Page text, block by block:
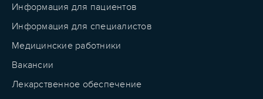
Информация для пациентов
Информация для специалистов
Медицинские работники
Вакансии
Лекарственное обеспечение